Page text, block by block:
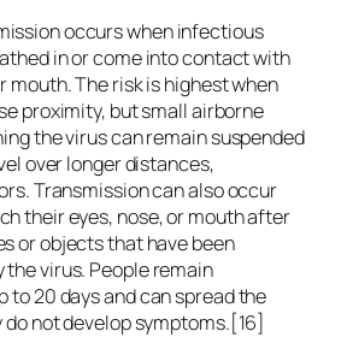
occurs when infectious
in or come into contact with
mouth. The risk is highest when
proximity, but small airborne
the virus can remain suspended
over longer distances,
Transmission can also occur
their eyes, nose, or mouth after
or objects that have been
virus. People remain
to 20 days and can spread the
not develop symptoms.[16]